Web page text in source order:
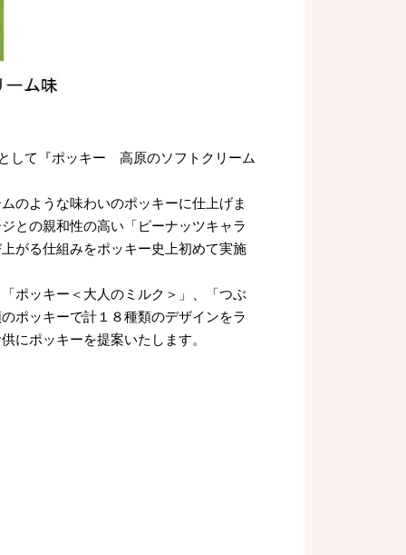
して『ポッキー 高原のソフトクリーム
のような味わいのポッキーに仕上げま
との親和性の高い「ピーナッツキャラ
がる仕組みをポッキー史上初めて実施
ポッキー＜大人のミルク＞」、「つぶ
ポッキーで計１８種類のデザインをラ
にポッキーを提案いたします。